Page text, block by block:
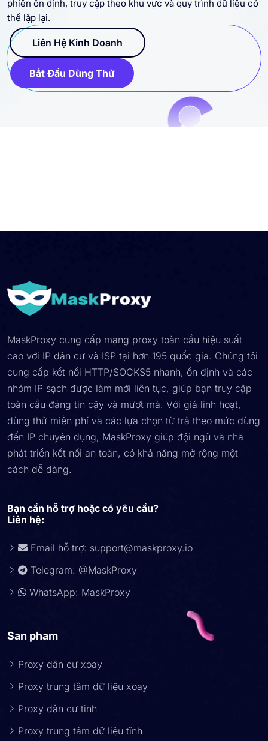
phiên ổn định, truy cập theo khu vực và quy trình dữ liệu có
thể lặp lại.
Liên Hệ Kinh Doanh
Bắt Đầu Dùng Thử
MaskProxy cung cấp mạng proxy toàn cầu hiệu suất
cao với IP dân cư và ISP tại hơn 195 quốc gia. Chúng tôi
cung cấp kết nối HTTP/SOCKS5 nhanh, ổn định và các
nhóm IP sạch được làm mới liên tục, giúp bạn truy cập
toàn cầu đáng tin cậy và mượt mà. Với giá linh hoạt,
dùng thử miễn phí và các lựa chọn từ trả theo mức dùng
đến IP chuyên dụng, MaskProxy giúp đội ngũ và nhà
phát triển kết nối an toàn, có khả năng mở rộng một
cách dễ dàng.
Bạn cần hỗ trợ hoặc có yêu cầu?
Liên hệ:
Email hỗ trợ: support@maskproxy.io
Telegram: @MaskProxy
WhatsApp: MaskProxy
San pham
Proxy dân cư xoay
Proxy trung tâm dữ liệu xoay
Proxy dân cư tĩnh
Proxy trung tâm dữ liệu tĩnh